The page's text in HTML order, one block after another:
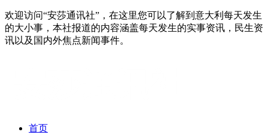
欢迎访问“安莎通讯社”，在这里您可以了解到意大利每天发生
的大小事，本社报道的内容涵盖每天发生的实事资讯，民生资
讯以及国内外焦点新闻事件。
首页